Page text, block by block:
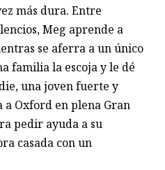
más dura. Entre
Meg aprende a
se aferra a un único
familia la escoja y le dé
una joven fuerte y
a Oxford en plena Gran
pedir ayuda a su
casada con un